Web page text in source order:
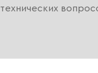
технических